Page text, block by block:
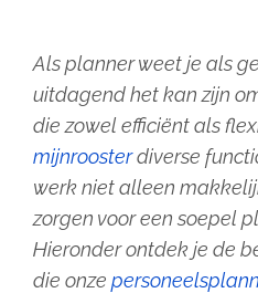
Als planner weet je als
uitdagend het kan zijn
die zowel efficiënt als
mijnroosterdiverse
werk niet alleen
zorgen voor een soepel
Hieronder ontdek je de
die onze